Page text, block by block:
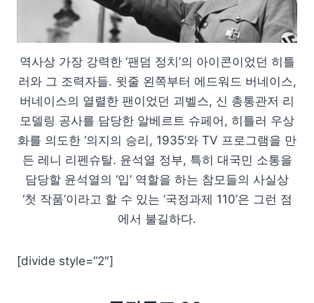
역사상 가장 강력한 ‘팬덤 정치’의 아이콘이었던 히틀
러와 그 조력자들. 윗줄 왼쪽부터 에드워드 버네이스,
버네이스의 열렬한 팬이었던 괴벨스, 신 총통관저 리
모델링 공사를 담당한 알베르트 슈페어, 히틀러 우상
화를 의도한 ‘의지의 승리, 1935’와 TV 프로그램을 만
든 레니 리펜슈탈. 윤석열 정부, 특히 대국민 소통을
담당할 윤석열의 ‘입’ 역할을 하는 참모들의 사실상
‘첫 작품’이라고 할 수 있는 ‘국정과제 110’은 그런 점
에서 불길하다.
[divide style=”2″]